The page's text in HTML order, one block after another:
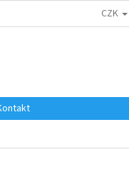
DOPRAVA DO EU / CZK